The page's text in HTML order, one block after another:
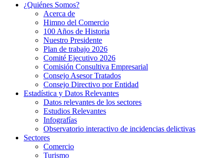
¿Quiénes Somos?
Acerca de
Himno del Comercio
100 Años de Historia
Nuestro Presidente
Plan de trabajo 2026
Comité Ejecutivo 2026
Comisión Consultiva Empresarial
Consejo Asesor Tratados
Consejo Directivo por Entidad
Estadística y Datos Relevantes
Datos relevantes de los sectores
Estudios Relevantes
Infografías
Observatorio interactivo de incidencias delictivas
Sectores
Comercio
Turismo